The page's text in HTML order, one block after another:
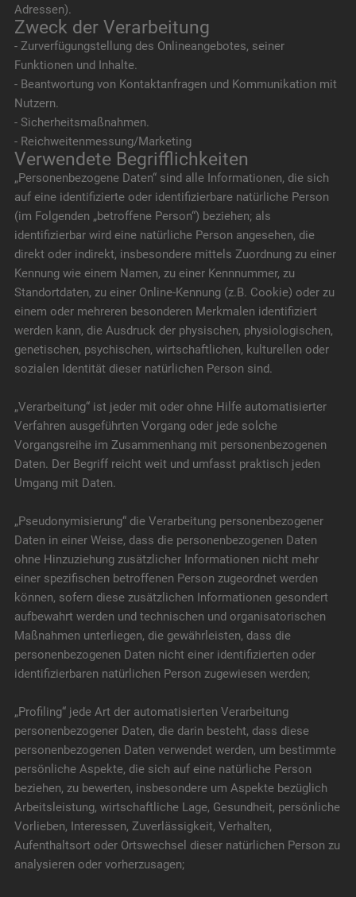
Adressen).
Zweck der Verarbeitung
- Zurverfügungstellung des Onlineangebotes, seiner
Funktionen und Inhalte.
- Beantwortung von Kontaktanfragen und Kommunikation mit
Nutzern.
- Sicherheitsmaßnahmen.
- Reichweitenmessung/Marketing
Verwendete Begrifflichkeiten
„Personenbezogene Daten“ sind alle Informationen, die sich
auf eine identifizierte oder identifizierbare natürliche Person
(im Folgenden „betroffene Person“) beziehen; als
identifizierbar wird eine natürliche Person angesehen, die
direkt oder indirekt, insbesondere mittels Zuordnung zu einer
Kennung wie einem Namen, zu einer Kennnummer, zu
Standortdaten, zu einer Online-Kennung (z.B. Cookie) oder zu
einem oder mehreren besonderen Merkmalen identifiziert
werden kann, die Ausdruck der physischen, physiologischen,
genetischen, psychischen, wirtschaftlichen, kulturellen oder
sozialen Identität dieser natürlichen Person sind.
„Verarbeitung“ ist jeder mit oder ohne Hilfe automatisierter
Verfahren ausgeführten Vorgang oder jede solche
Vorgangsreihe im Zusammenhang mit personenbezogenen
Daten. Der Begriff reicht weit und umfasst praktisch jeden
Umgang mit Daten.
„Pseudonymisierung“ die Verarbeitung personenbezogener
Daten in einer Weise, dass die personenbezogenen Daten
ohne Hinzuziehung zusätzlicher Informationen nicht mehr
einer spezifischen betroffenen Person zugeordnet werden
können, sofern diese zusätzlichen Informationen gesondert
aufbewahrt werden und technischen und organisatorischen
Maßnahmen unterliegen, die gewährleisten, dass die
personenbezogenen Daten nicht einer identifizierten oder
identifizierbaren natürlichen Person zugewiesen werden;
„Profiling“ jede Art der automatisierten Verarbeitung
personenbezogener Daten, die darin besteht, dass diese
personenbezogenen Daten verwendet werden, um bestimmte
persönliche Aspekte, die sich auf eine natürliche Person
beziehen, zu bewerten, insbesondere um Aspekte bezüglich
Arbeitsleistung, wirtschaftliche Lage, Gesundheit, persönliche
Vorlieben, Interessen, Zuverlässigkeit, Verhalten,
Aufenthaltsort oder Ortswechsel dieser natürlichen Person zu
analysieren oder vorherzusagen;